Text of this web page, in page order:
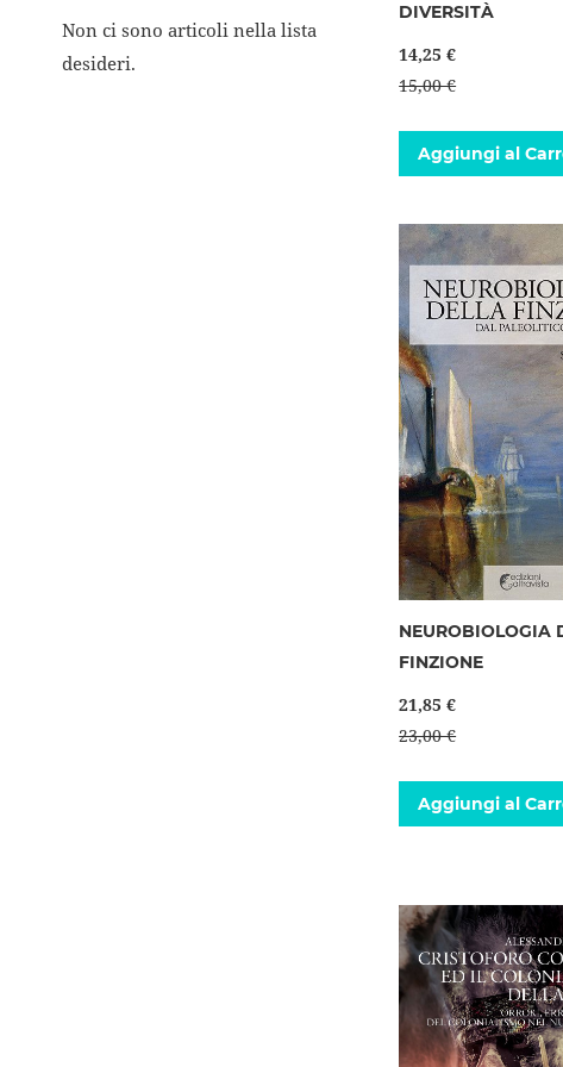
DIVERSITÀ
14,25 €
15,00 €
Aggiungi al
NEUROBIOLOGIA
FINZIONE
21,85 €
23,00 €
Aggiungi al
Non ci sono articoli nella lista
desideri.